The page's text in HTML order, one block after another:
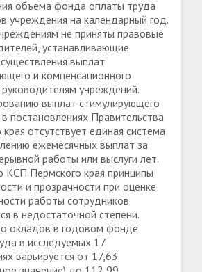
объема фонда оплаты труда
учреждения на календарный год.
не приняты правовые
устанавливающие
выплат
и компенсационного
руководителям учреждений.
выплат стимулирующего
постановлениях Правительства
отсутствует единая система
ежемесячных выплат за
работы или выслуги лет.
КСП Пермского края принципы
и прозрачности при оценке
работы сотрудников
в недостаточной степени.
окладов в годовом фонде
в исследуемых 17
варьируется от 17,63